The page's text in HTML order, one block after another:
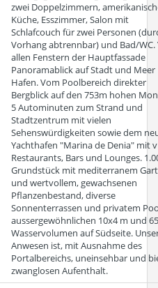
zwei Doppelzimmern,
Küche, Esszimmer, Salon mit
Schlafcouch für zwei Personen
Vorhang abtrennbar) und Bad/WC.
allen Fenstern der Hauptfassade
Panoramablick auf Stadt und
Hafen. Vom Poolbereich direkter
Bergblick auf den 753m hohen
5 Autominuten zum Strand und
Stadtzentrum mit vielen
Sehenswürdigkeiten sowie dem
Yachthafen "Marina de Denia" mit
Restaurants, Bars und Lounges.
Grundstück mit mediterranem
und wertvollem, gewachsenen
Pflanzenbestand, diverse
Sonnenterrassen und privatem
aussergewöhnlichen 10x4 m und
Wasservolumen auf Südseite.
Anwesen ist, mit Ausnahme des
Portalbereichs, uneinsehbar und
zwanglosen Aufenthalt.